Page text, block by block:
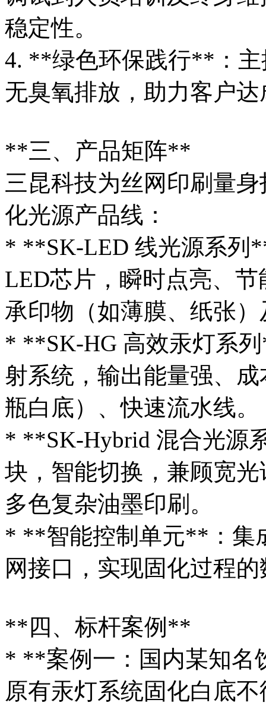
稳定性。
4. **绿色环保践行**：
无臭氧排放，助力客户
**三、产品矩阵**
三昆科技为丝网印刷量
化光源产品线：
* **SK-LED 线光源系列
LED芯片，瞬时点亮、
承印物（如薄膜、纸张
* **SK-HG 高效汞灯系
射系统，输出能量强、
瓶白底）、快速流水线。
* **SK-Hybrid 混合光源
块，智能切换，兼顾宽
多色复杂油墨印刷。
* **智能控制单元**：集
网接口，实现固化过程
**四、标杆案例**
* **案例一：国内某知名
原有汞灯系统固化白底